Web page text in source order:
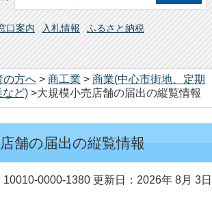
口案内 入札情報
ふるさと納税
の方へ > 商工業 > 商業(中心市街地、定期
など) >大規模小売店舗の届出の縦覧情報
舗の届出の縦覧情報
10010-0000-1380 更新日：2026年 8月 3日